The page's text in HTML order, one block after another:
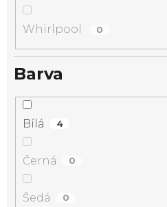
Whirlpool 0
Barva
Bílá 4
Černá 0
Šedá 0